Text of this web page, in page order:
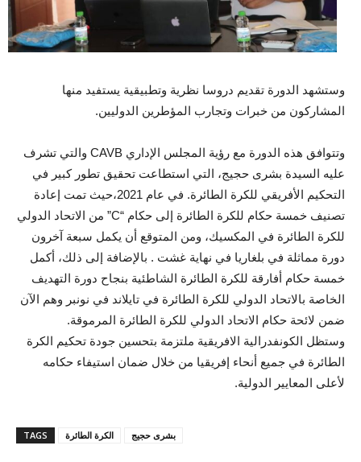
وستشهد الدورة تقديم دروسا نظرية وتطبيقية يستفيد منها
المشاركون من خبرات وتجارب المؤطرين الدوليين.
وتتوافق هذه الدورة مع رؤية المجلس الإداري CAVB والتي تشرف
عليه السيدة بشرى حجيج، التي استطاعت تحقيق تطور كبير في
التحكيم الأفريقي للكرة الطائرة. في عام 2021،حيث تمت إعادة
تصنيف خمسة حكام للكرة الطائرة إلى حكام “C” من الاتحاد الدولي
للكرة الطائرة في المكسيك، ومن المتوقع أن يكمل سبعة آخرون
دورة مماثلة في بلغاريا في نهاية غشت . بالإضافة إلى ذلك، أكمل
خمسة حكام أفارقة للكرة الطائرة الشاطئية بنجاح دورة التهديف
الخاصة بالاتحاد الدولي للكرة الطائرة في تايلاند في نونبر وهم الآن
ضمن لائحة حكام الاتحاد الدولي للكرة الطائرة المرموقة.
وستظل الكونفدرالية الافريقية ملتزمة بتحسين جودة تحكيم الكرة
الطائرة في جميع أنحاء إفريقيا من خلال ضمان استيفاء حكامه
لأعلى المعايير الدولية.
TAGS الكرة الطائرة بشرى حجيج